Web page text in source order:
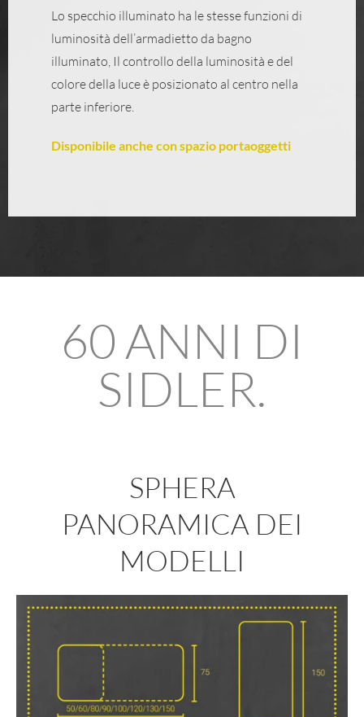
Lo specchio illuminato ha le stesse funzioni di
luminosità dell’armadietto da bagno
illuminato, Il controllo della luminosità e del
colore della luce è posizionato al centro nella
parte inferiore.
Disponibile anche con spazio portaoggetti
60 ANNI DI
SIDLER.
SPHERA
PANORAMICA DEI
MODELLI